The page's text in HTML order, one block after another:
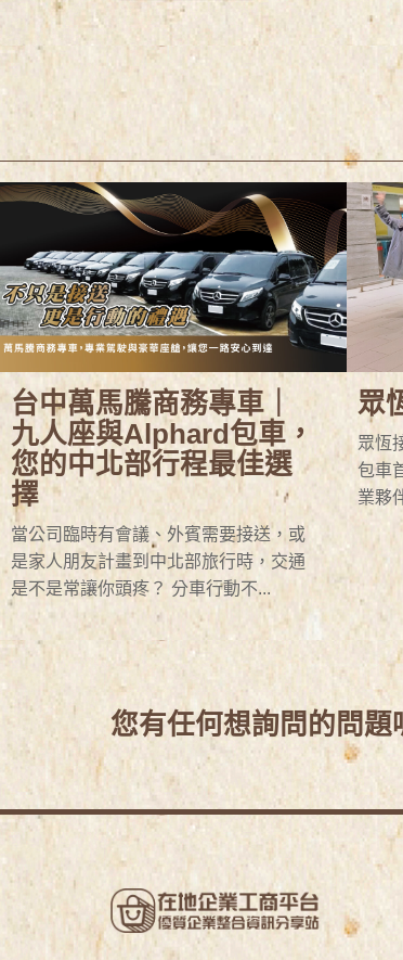
台中萬馬騰商務專車｜
九人座與Alphard包車，
您的中北部行程最佳選
擇
當公司臨時有會議、外賓需要接送，或
是家人朋友計畫到中北部旅行時，交通
是不是常讓你頭疼？ 分車行動不...
眾
眾恆
包車
業夥
您有任何想詢問的問題